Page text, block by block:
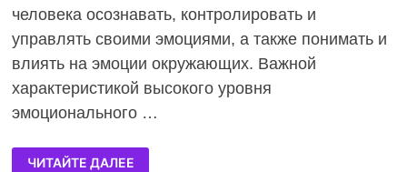
человека осознавать, контролировать и
управлять своими эмоциями, а также понимать и
влиять на эмоции окружающих. Важной
характеристикой высокого уровня
эмоционального …
ЧИТАЙТЕ ДАЛЕЕ